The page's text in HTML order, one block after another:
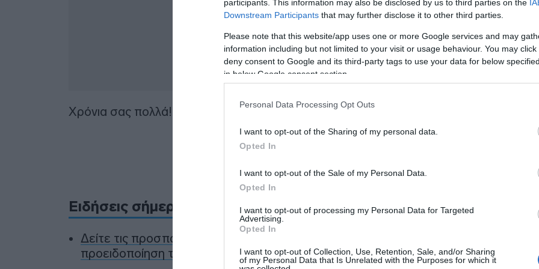
participants. This information may also be disclosed by us to third parties on the
Downstream Participants that may further disclose it to other third parties.
Please note that this website/app uses one or more Google services and may
information including but not limited to your visit or usage behaviour. You may
deny consent to Google and its third-party tags to use your data for below
in below Google consent section.
Personal Data Processing Opt Outs
I want to opt-out of the Sharing of my personal data.
Opted In
I want to opt-out of the Sale of my Personal Data.
Opted In
I want to opt-out of processing my Personal Data for Targeted
Advertising.
Opted In
I want to opt-out of Collection, Use, Retention, Sale, and/or Sharing
of my Personal Data that Is Unrelated with the Purposes for which it
Χρόνια σας πολλά!
Προσθήκη ως προτεινόμενη
Ειδήσεις σήμερα
Δείτε τις προσπάθειες χελώνας να γεννήσει σε παραλία της Ρόδου – Η
προειδοποίηση των κατοίκων (βίντεο)